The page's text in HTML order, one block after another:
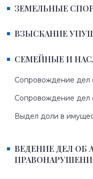
ЗЕМЕЛЬНЫЕ
ВЗЫСКАНИЕ
СЕМЕЙНЫЕ И
Сопровождение дел
Сопровождение дел
Выдел доли в
ВЕДЕНИЕ ДЕЛ